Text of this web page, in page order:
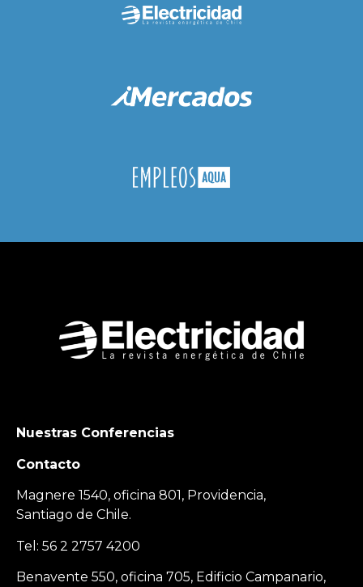
Nuestras Conferencias
Contacto
Magnere 1540, oficina 801, Providencia,
Santiago de Chile.
Tel: 56 2 2757 4200
Benavente 550, oficina 705, Edificio Campanario,